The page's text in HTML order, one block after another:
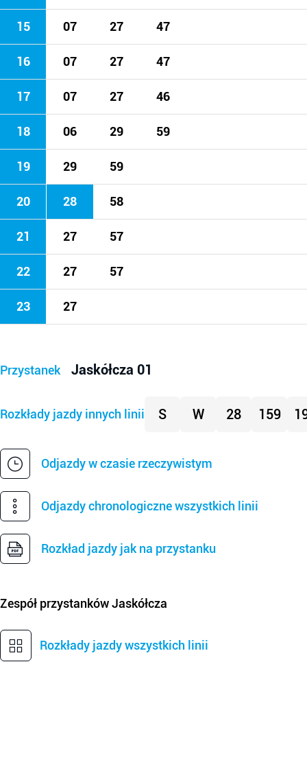
15 07 27 47
16 07 27 47
17 07 27 46
18 06 29 59
19 29 59
20 28 58
21 27 57
22 27 57
23 27
Przystanek Jaskółcza 01
Rozkłady jazdy innych linii S W 28 159
Odjazdy w czasie rzeczywistym
Odjazdy chronologiczne wszystkich linii
Rozkład jazdy jak na przystanku
Zespół przystankówJaskółcza
Rozkłady jazdy wszystkich linii